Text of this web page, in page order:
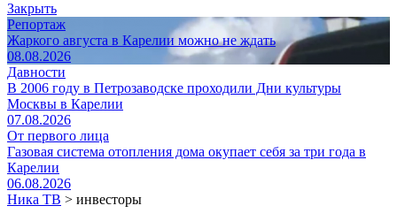
Закрыть
Репортаж
Жаркого августа в Карелии можно не ждать
08.08.2026
Давности
В 2006 году в Петрозаводске проходили Дни культуры
Москвы в Карелии
07.08.2026
От первого лица
Газовая система отопления дома окупает себя за три года в
Карелии
06.08.2026
Ника ТВ > инвесторы